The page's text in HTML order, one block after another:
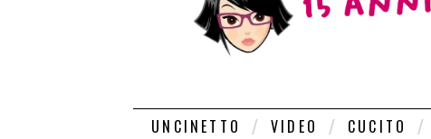
UNCINETTO VIDEO CUCITO